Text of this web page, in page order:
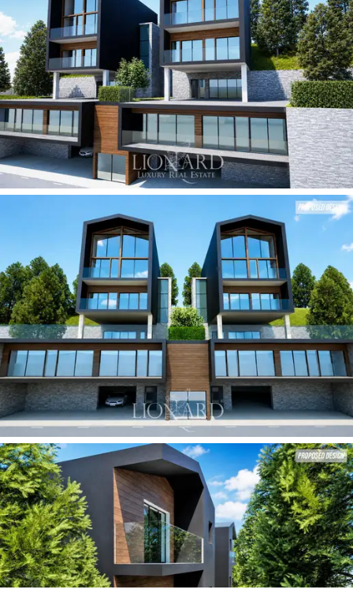
futuristisk arkitektonisk minimalisme. De utvendige
fasadene avslører et raffinert samspill av volumer og
geometrier, der
imponerende gulv-til-tak-vinduer,
designet for å oversvømme interiøret med lys og
ramme inn fjellsilhuetten, blandes med varme treverk
og mørke, rene profiler. Eiendommen er harmonisk
fordelt over fem etasjer, betjent av enintern heis,
hvor den dyktige utformingen av suitene og badene
sikrer absolutt privatliv. Et raffinert, uavhengig anneks
fullfører komplekset og skaper et rom med selvstendig
eleganse som er ideelt for å være vertskap for
æresgjester eller servicepersonell i omgivelser av
høyeste prestisje.
Luksuskonsepteti denne moderne hytten realiseres
best i rommene som er designet for foryngelse og
velvære, ideelle for avslapning etter en dag på ski på
breen. Eiendommen kan skilte med etspektakulært
privat spaog et fullt utstyrt treningsstudio, noe som
skaper et fristed for hjemlig avslapning skjermet av de
omkringliggende toppene. Funksjonell kvalitet
gjennomsyrer hver logistiske detalj: første etasje huser
en romslig, oppvarmet garasje, designet for å sikre
enkel tilgang selv under de kraftigste alpine snøfallene.
Residensen har ogsåtre reserverte parkeringsplasser,
en mulighet av uvurderlig sjeldenhet på en så eksklusiv
beliggenhet, preget av et begrenset tilbud av
uavhengige eiendommer.